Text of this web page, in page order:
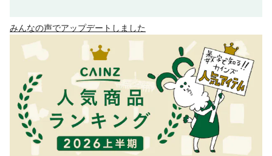
みんなの声でアップデートしました